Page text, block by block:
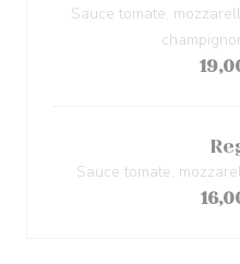
Sauce tomate,
Sauce tomate,